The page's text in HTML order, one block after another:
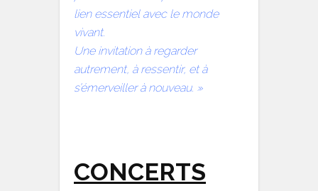
lien essentiel avec le monde
vivant.
Une invitation à regarder
autrement, à ressentir, et à
s’émerveiller à nouveau. »
CONCERTS